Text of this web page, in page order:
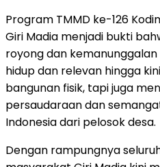
Program TMMD ke-126
Giri Madia menjadi bukti
royong dan
hidup dan relevan hingga
bangunan fisik, tapi juga
persaudaraan dan
Indonesia dari pelosok desa.
Dengan rampungnya